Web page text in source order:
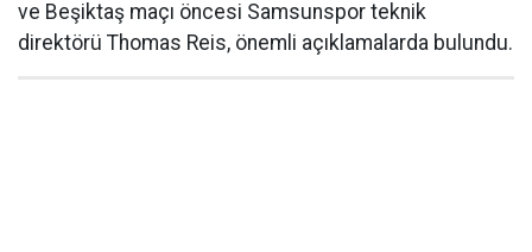
ve Beşiktaş maçı öncesi Samsunspor teknik
direktörü Thomas Reis, önemli açıklamalarda bulundu.